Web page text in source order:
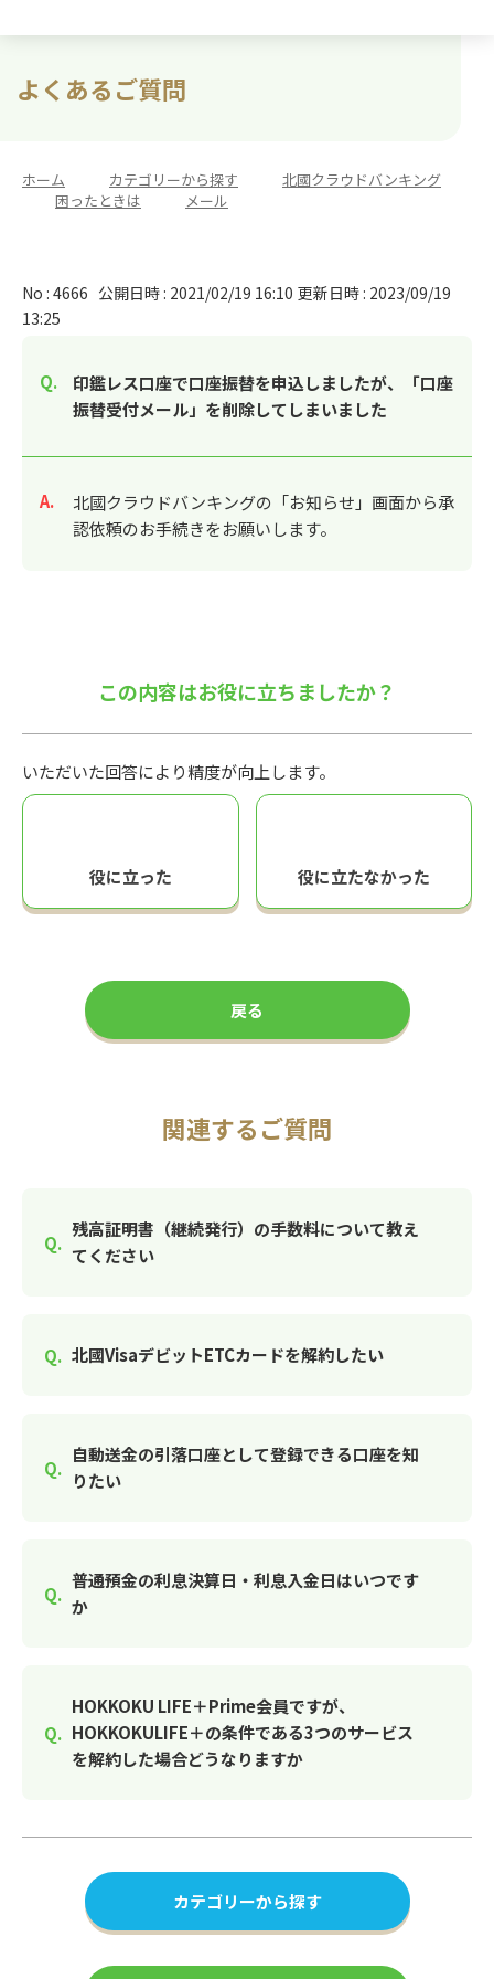
よくあるご質問
ホーム カテゴリーから探す
北國クラウドバンキング
困ったときは メール
No : 4666 公開日時 : 2021/02/19 16:10 更新日時 : 2023/09/19
13:25
印鑑レス口座で口座振替を申込しましたが、「口座
振替受付メール」を削除してしまいました
回答
北國クラウドバンキングの「お知らせ」画面から承
認依頼のお手続きをお願いします。
この内容はお役に立ちましたか？
いただいた回答により精度が向上します。
役に立った 役に立たなかった
戻る
関連するご質問
残高証明書（継続発行）の手数料について教え
てください
北國VisaデビットETCカードを解約したい
自動送金の引落口座として登録できる口座を知
りたい
普通預金の利息決算日・利息入金日はいつです
か
HOKKOKU LIFE＋Prime会員ですが、
HOKKOKULIFE＋の条件である3つのサービス
を解約した場合どうなりますか
カテゴリーから探す